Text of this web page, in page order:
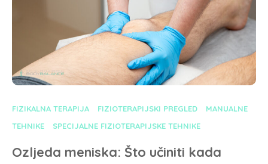
FIZIKALNA TERAPIJA FIZIOTERAPIJSKI PREGLED
MANUALNE
TEHNIKE
SPECIJALNE FIZIOTERAPIJSKE TEHNIKE
Ozljeda meniska: Što učiniti kada